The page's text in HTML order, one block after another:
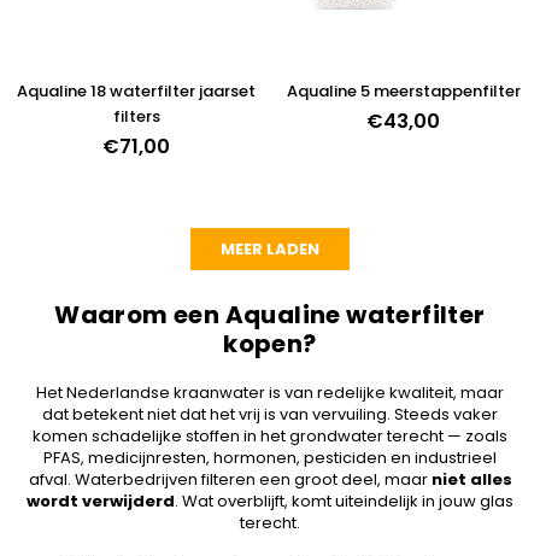
Aqualine 18 waterfilter jaarset
filters
€71,00
Aqualine 5 meerstappenfilter
€43,00
MEER LADEN
Waarom een Aqualine waterfilter
kopen?
Het Nederlandse kraanwater is van redelijke kwaliteit, maar
dat betekent niet dat het vrij is van vervuiling. Steeds vaker
komen schadelijke stoffen in het grondwater terecht — zoals
PFAS, medicijnresten, hormonen, pesticiden en industrieel
afval. Waterbedrijven filteren een groot deel, maar niet alles
wordt verwijderd. Wat overblijft, komt uiteindelijk in jouw glas
terecht.